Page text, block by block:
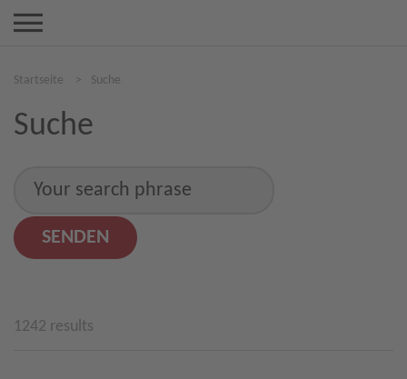
Startseite > Suche
Suche
1242 results